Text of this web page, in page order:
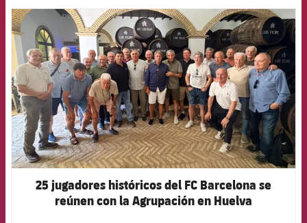
FCB Barcelona badge
25 jugadores históricos del FC Barcelona se
reúnen con la Agrupación en Huelva